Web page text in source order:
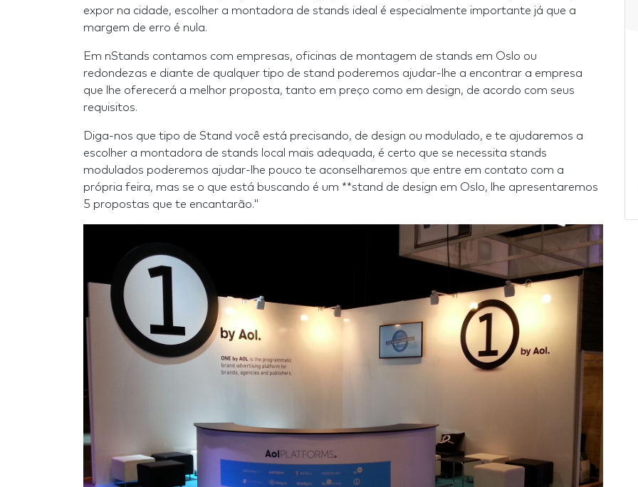
expor na cidade, escolher a montadora de stands ideal é especialmente importante já que a
margem de erro é nula.
Em nStands contamos com empresas, oficinas de montagem de stands em Oslo ou
redondezas e diante de qualquer tipo de stand poderemos ajudar-lhe a encontrar a empresa
que lhe oferecerá a melhor proposta, tanto em preço como em design, de acordo com seus
requisitos.
Diga-nos que tipo de Stand você está precisando, de design ou modulado, e te ajudaremos a
escolher a montadora de stands local mais adequada, é certo que se necessita stands
modulados poderemos ajudar-lhe pouco te aconselharemos que entre em contato com a
própria feira, mas se o que está buscando é um **stand de design em Oslo, lhe apresentaremos
5 propostas que te encantarão."